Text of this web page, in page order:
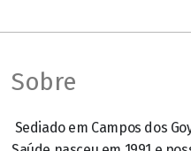
Sobre
Sediado em Campos dos